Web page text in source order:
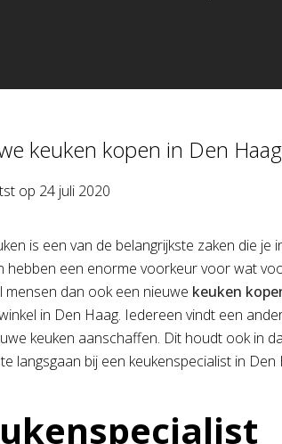
keuken kopen in Den
op 24 juli 2020
is een van de belangrijkste zaken die
hebben een enorme voorkeur voor wat
mensen dan ook een nieuwe keuken
in Den Haag. Iedereen vindt een
keuken aanschaffen. Dit houdt ook in
langsgaan bij een keukenspecialist in Den